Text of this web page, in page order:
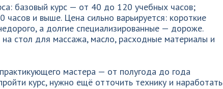
базовый курс — от 40 до 120 учебных часов;
и выше. Цена сильно варьируется: короткие
а долгие специализированные — дороже.
стол для массажа, масло, расходные материалы и
мастера — от полугода до года
курс, нужно ещё отточить технику и наработать